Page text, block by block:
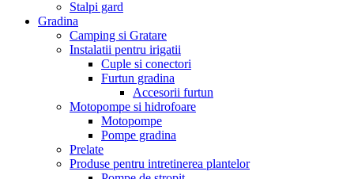
Stalpi gard
Gradina
Camping si Gratare
Instalatii pentru irigatii
Cuple si conectori
Furtun gradina
Accesorii furtun
Motopompe si hidrofoare
Motopompe
Pompe gradina
Prelate
Produse pentru intretinerea plantelor